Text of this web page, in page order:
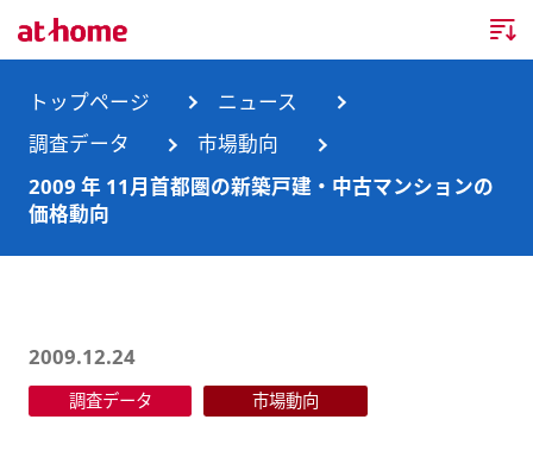
トップページ
企業情報
事業所・グループ会社
ニュースリリース
不動産会社間情報流通サービス
新卒採用情報
お問合せ
トップページ
ニュース
調査データ
市場動向
2009 年 11月首都圏の新築戸建・中古マンションの
価格動向
2009.12.24
調査データ 市場動向